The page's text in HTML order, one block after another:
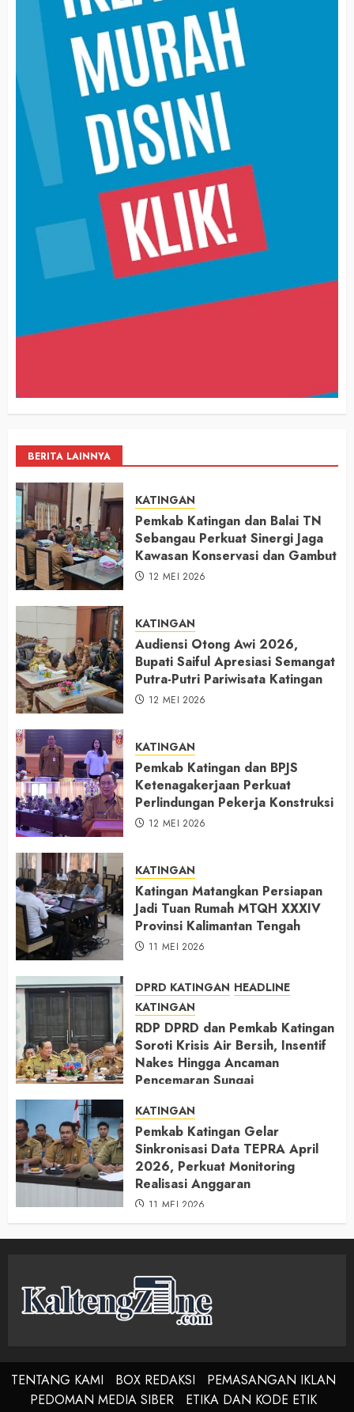
BERITA LAINNYA
KATINGAN
Pemkab Katingan dan Balai TN
Sebangau Perkuat Sinergi Jaga
Kawasan Konservasi dan Gambut
12 MEI 2026
KATINGAN
Audiensi Otong Awi 2026,
Bupati Saiful Apresiasi Semangat
Putra-Putri Pariwisata Katingan
12 MEI 2026
KATINGAN
Pemkab Katingan dan BPJS
Ketenagakerjaan Perkuat
Perlindungan Pekerja Konstruksi
12 MEI 2026
KATINGAN
Katingan Matangkan Persiapan
Jadi Tuan Rumah MTQH XXXIV
Provinsi Kalimantan Tengah
11 MEI 2026
DPRD KATINGAN HEADLINE
KATINGAN
RDP DPRD dan Pemkab Katingan
Soroti Krisis Air Bersih, Insentif
Nakes Hingga Ancaman
Pencemaran Sungai
KATINGAN
Pemkab Katingan Gelar
Sinkronisasi Data TEPRA April
2026, Perkuat Monitoring
Realisasi Anggaran
11 MEI 2026
TENTANG KAMI BOX REDAKSI
PEMASANGAN IKLAN
PEDOMAN MEDIA SIBER
ETIKA DAN KODE ETIK